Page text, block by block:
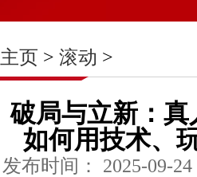
主页 > 滚动 >
破局与立新：
如何用技术、
发布时间： 2025-09-